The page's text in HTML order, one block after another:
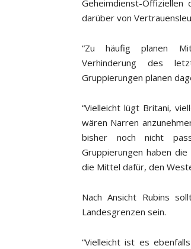
Geheimdienst-
darüber von
“Zu häufig planen
Verhinderung des
Gruppierungen planen
“Vielleicht lügt Britani,
wären Narren
bisher noch nicht
Gruppierungen haben
die Mittel dafür, den
Nach Ansicht Rubins
Landesgrenzen sein.
“Vielleicht ist es